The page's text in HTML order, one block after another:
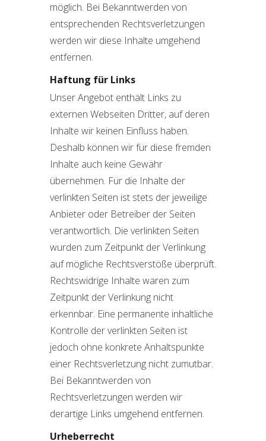
möglich. Bei Bekanntwerden von
entsprechenden Rechtsverletzungen
werden wir diese Inhalte umgehend
entfernen.
Haftung für Links
Unser Angebot enthält Links zu
externen Webseiten Dritter, auf deren
Inhalte wir keinen Einfluss haben.
Deshalb können wir für diese fremden
Inhalte auch keine Gewähr
übernehmen. Für die Inhalte der
verlinkten Seiten ist stets der jeweilige
Anbieter oder Betreiber der Seiten
verantwortlich. Die verlinkten Seiten
wurden zum Zeitpunkt der Verlinkung
auf mögliche Rechtsverstöße überprüft.
Rechtswidrige Inhalte waren zum
Zeitpunkt der Verlinkung nicht
erkennbar. Eine permanente inhaltliche
Kontrolle der verlinkten Seiten ist
jedoch ohne konkrete Anhaltspunkte
einer Rechtsverletzung nicht zumutbar.
Bei Bekanntwerden von
Rechtsverletzungen werden wir
derartige Links umgehend entfernen.
Urheberrecht